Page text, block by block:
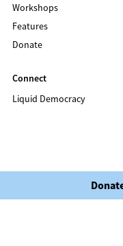
Workshops
Features
Donate
Connect
Liquid Democracy
©2020
Data